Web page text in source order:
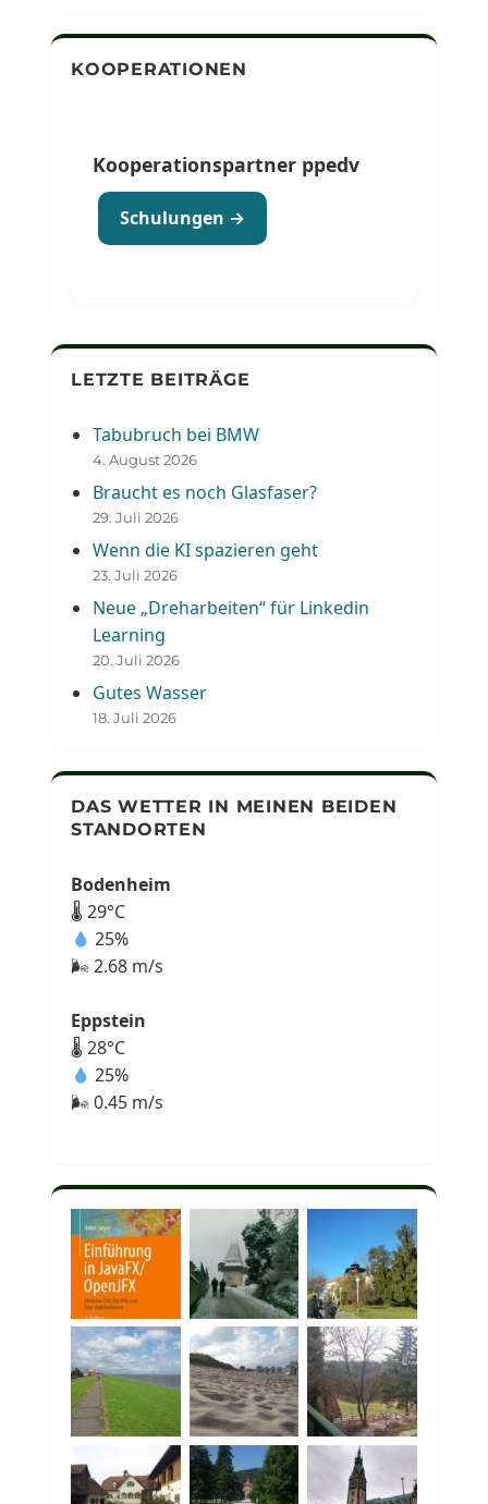
KOOPERATIONEN
Kooperationspartner ppedv
Schulungen →
LETZTE BEITRÄGE
Tabubruch bei BMW
4. August 2026
Braucht es noch Glasfaser?
29. Juli 2026
Wenn die KI spazieren geht
23. Juli 2026
Neue „Dreharbeiten“ für Linkedin
Learning
20. Juli 2026
Gutes Wasser
18. Juli 2026
DAS WETTER IN MEINEN BEIDEN
STANDORTEN
Bodenheim
🌡 29°C
25%
🌬 2.68 m/s
Eppstein
🌡 28°C
25%
🌬 0.45 m/s